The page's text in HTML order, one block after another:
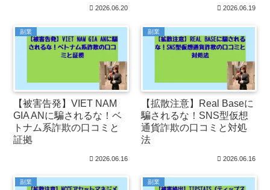
2026.06.20 2026.06.19
副業
【被害告発】VIET NAM
GIA ANに騙されるな！ベ
トナム系詐欺の口コミと
証拠
2026.06.16
副業
【拡散注意】Real Baseに
騙されるな！SNS型仮想
通貨詐欺の口コミと対処
法
2026.06.16
副業 副業